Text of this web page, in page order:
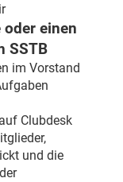
einen
SSTB
im Vorstand
Clubdesk
und die